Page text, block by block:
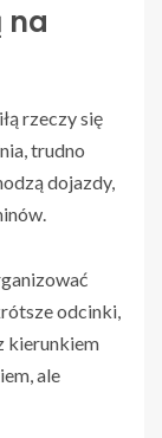
na
rzeczy się
trudno
dojazdy,
odcinki,
kierunkiem
ale